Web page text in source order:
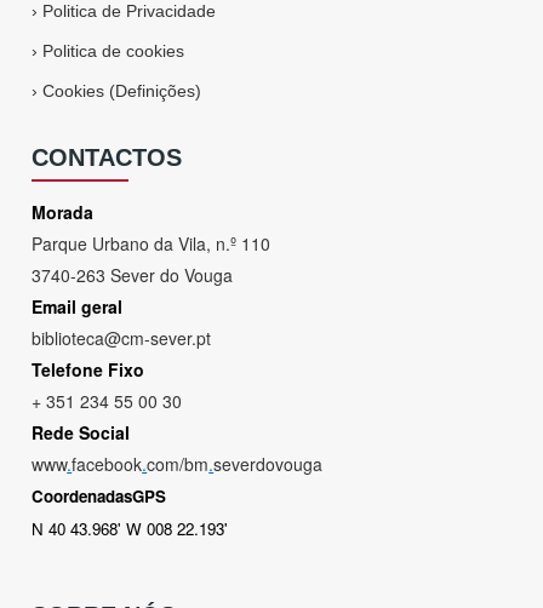
› Politica de Privacidade
› Politica de cookies
›Cookies (Definições)
CONTACTOS
Morada
Parque Urbano da Vila, n.º 110
3740-263 Sever do Vouga
Email geral
biblioteca@cm-sever.pt
Telefone Fixo
+ 351 234 55 00 30
Rede Social
www.facebook.com/bm.severdovouga
CoordenadasGPS
N 40 43.968' W 008 22.193'